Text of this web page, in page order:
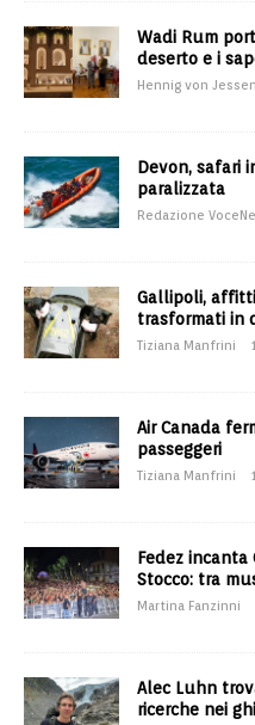
Wadi Rum
deserto e i
Hennig von Jessen
Devon, safari
paralizzata
Redazione
Gallipoli,
trasformati in
Tiziana Manfrini
Air Canada
passeggeri
Tiziana Manfrini
Fedez
Stocco: tra
Martina Fanzinni
Alec Luhn
ricerche nei